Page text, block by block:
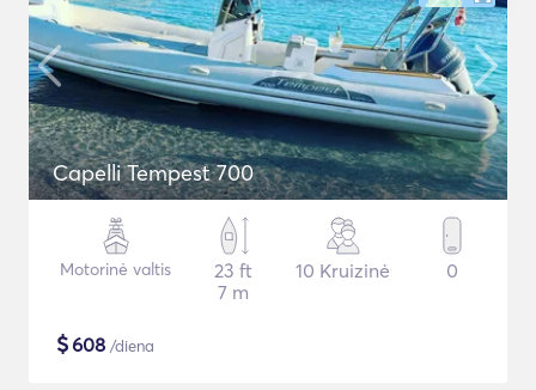
Capelli Tempest 700
Motorinė valtis
23 ft
7 m
10 Kruizinė 0
$608 /diena